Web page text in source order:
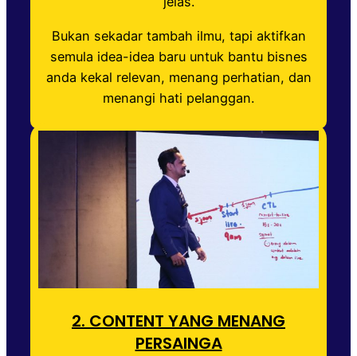
Bukan sekadar tambah ilmu, tapi aktifkan
semula idea-idea baru untuk bantu bisnes
anda kekal relevan, menang perhatian, dan
menangi hati pelanggan.
2. CONTENT YANG MENANG
PERSAINGA